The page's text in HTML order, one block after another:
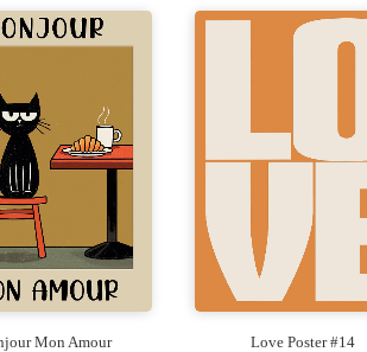
Mon Amour Love Poster #14